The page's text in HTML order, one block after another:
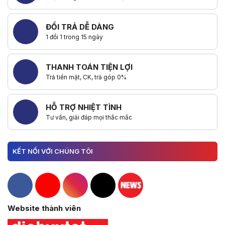
ĐỔI TRẢ DỄ DÀNG
1 đổi 1 trong 15 ngày
THANH TOÁN TIỆN LỢI
Trả tiền mặt, CK, trả góp 0%
HỖ TRỢ NHIỆT TÌNH
Tư vấn, giải đáp mọi thắc mắc
KẾT NỐI VỚI CHÚNG TÔI
Hacom Facebook
Hacom YouTube
Hacom Instagram
Hacom TikTok
Website thành viên